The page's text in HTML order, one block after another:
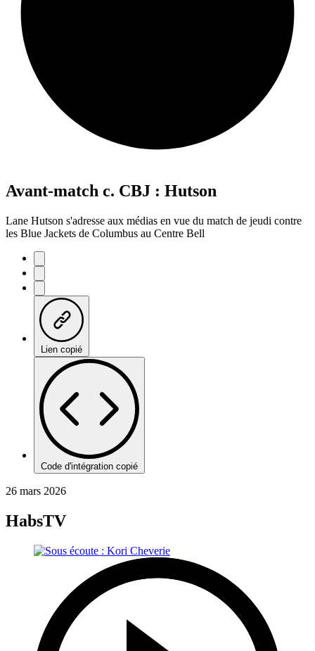
Avant-match c. CBJ : Hutson
Lane Hutson s'adresse aux médias en vue du match de jeudi contre
les Blue Jackets de Columbus au Centre Bell
Lien copié
Code d'intégration copié
26 mars 2026
HabsTV